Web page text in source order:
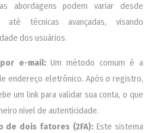
abordagens podem variar desde
até técnicas avançadas, visando
dos usuários.
e-mail:Um método comum é a
endereço eletrônico. Após o registro,
um link para validar sua conta, o que
nível de autenticidade.
de dois fatores (2FA):Este sistema